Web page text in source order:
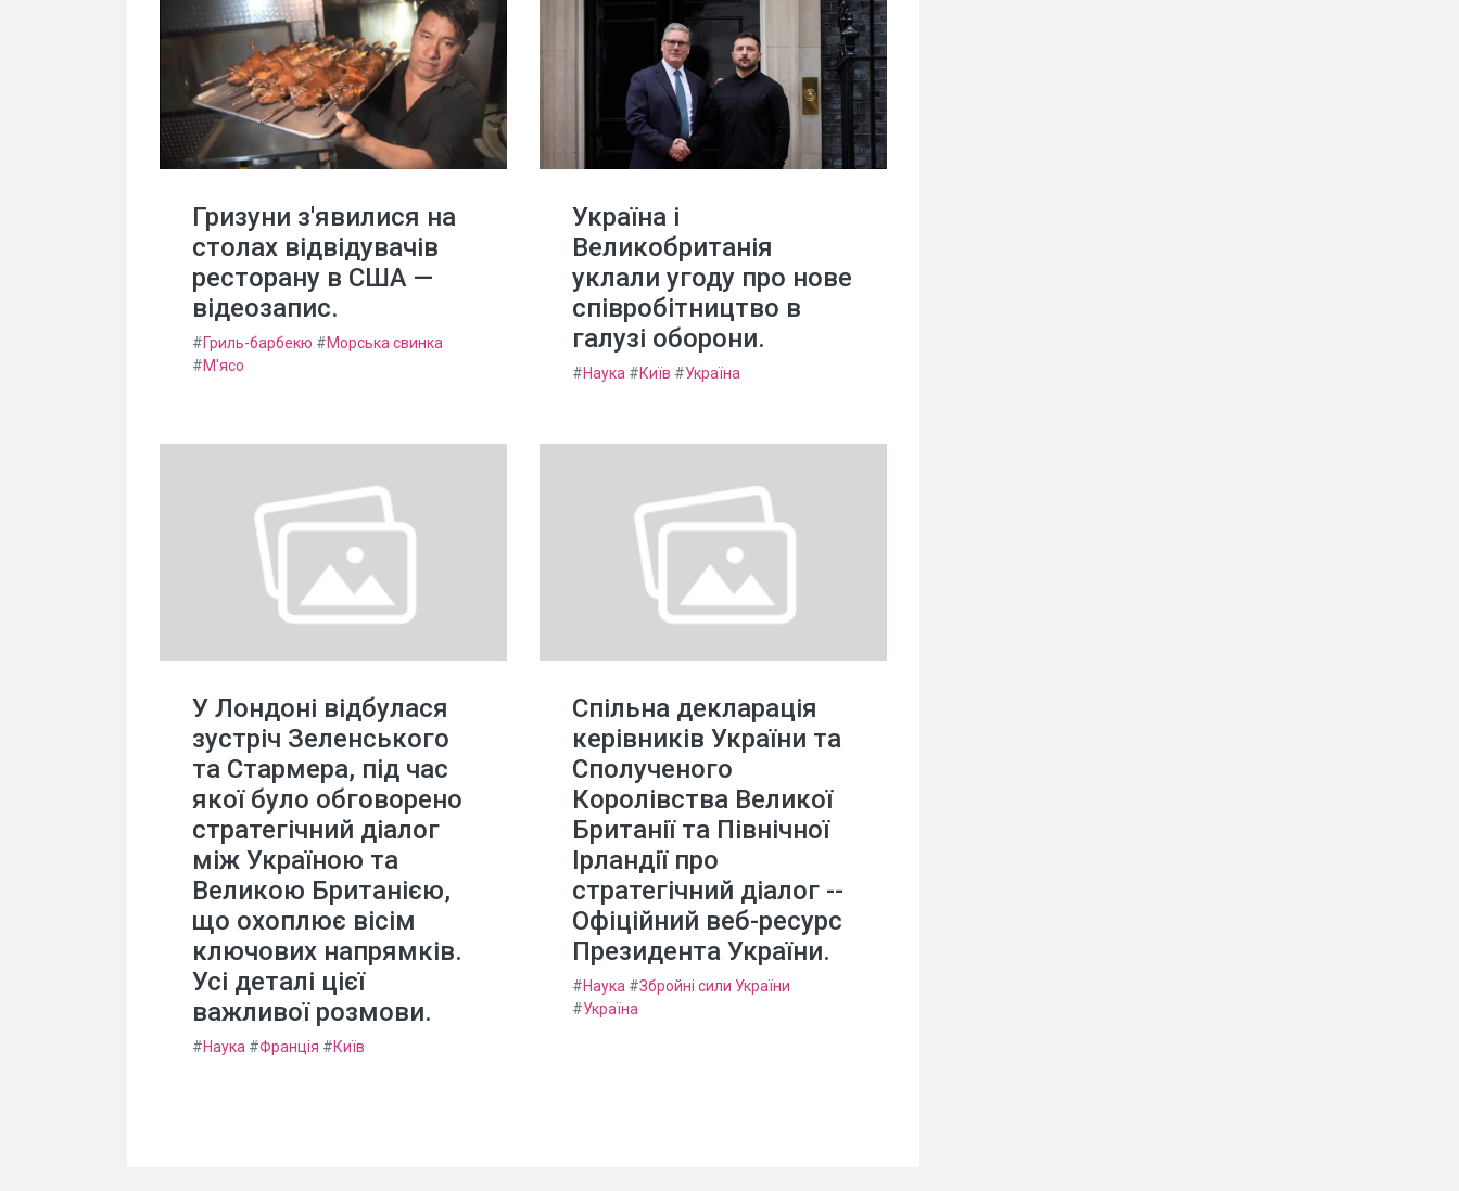
Гризуни з'явилися на
столах відвідувачів
ресторану в США —
відеозапис.
#Гриль-барбекю #Морська свинка
#М'ясо
Україна і
Великобританія
уклали угоду про нове
співробітництво в
галузі оборони.
#Наука #Київ #Україна
У Лондоні відбулася
зустріч Зеленського
та Стармера, під час
якої було обговорено
стратегічний діалог
між Україною та
Великою Британією,
що охоплює вісім
ключових напрямків.
Усі деталі цієї
важливої розмови.
#Наука #Франція #Київ
Спільна декларація
керівників України та
Сполученого
Королівства Великої
Британії та Північної
Ірландії про
стратегічний діалог --
Офіційний веб-ресурс
Президента України.
#Наука #Збройні сили України
#Україна